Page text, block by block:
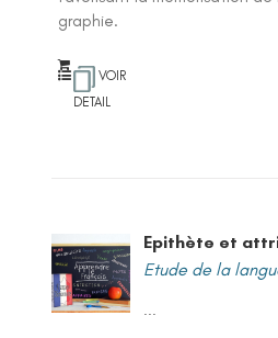
graphie.
VOIR
DETAIL
Epithète et
Etude de la
...